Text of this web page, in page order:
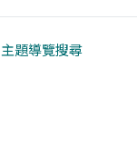
主題導覽搜尋